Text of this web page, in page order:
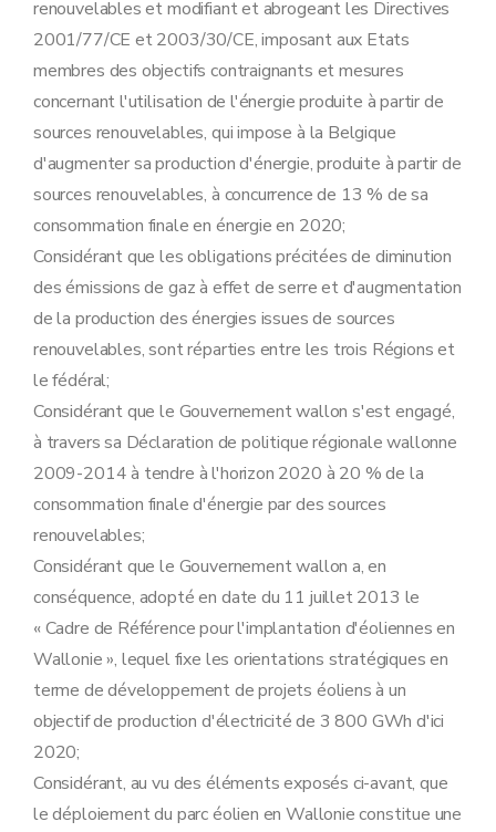
renouvelables et modifiant et abrogeant les Directives
2001/77/CE et 2003/30/CE, imposant aux Etats
membres des objectifs contraignants et mesures
concernant l'utilisation de l'énergie produite à partir de
sources renouvelables, qui impose à la Belgique
d'augmenter sa production d'énergie, produite à partir de
sources renouvelables, à concurrence de 13 % de sa
consommation finale en énergie en 2020;
Considérant que les obligations précitées de diminution
des émissions de gaz à effet de serre et d'augmentation
de la production des énergies issues de sources
renouvelables, sont réparties entre les trois Régions et
le fédéral;
Considérant que le Gouvernement wallon s'est engagé,
à travers sa Déclaration de politique régionale wallonne
2009-2014 à tendre à l'horizon 2020 à 20 % de la
consommation finale d'énergie par des sources
renouvelables;
Considérant que le Gouvernement wallon a, en
conséquence, adopté en date du 11 juillet 2013 le
« Cadre de Référence pour l'implantation d'éoliennes en
Wallonie », lequel fixe les orientations stratégiques en
terme de développement de projets éoliens à un
objectif de production d'électricité de 3 800 GWh d'ici
2020;
Considérant, au vu des éléments exposés ci-avant, que
le déploiement du parc éolien en Wallonie constitue une